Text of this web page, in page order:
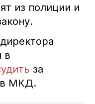
из полиции и
в
за
МКД.